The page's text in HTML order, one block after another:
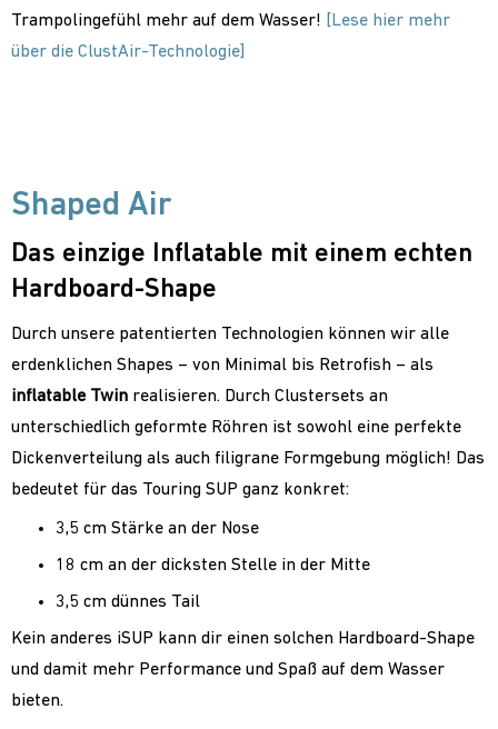
Trampolingefühl mehr auf dem Wasser!
[Lese hier mehr
über die ClustAir-Technologie]
Shaped Air
Das einzige Inflatable mit einem echten
Hardboard-Shape
Durch unsere patentierten Technologien können wir alle
erdenklichen Shapes – von Minimal bis Retrofish – als
inflatable Twin realisieren. Durch Clustersets an
unterschiedlich geformte Röhren ist sowohl eine perfekte
Dickenverteilung als auch filigrane Formgebung möglich! Das
bedeutet für das Touring SUP ganz konkret:
3,5 cm Stärke an der Nose
18 cm an der dicksten Stelle in der Mitte
3,5 cm dünnes Tail
Kein anderes iSUP kann dir einen solchen Hardboard-Shape
und damit mehr Performance und Spaß auf dem Wasser
bieten.